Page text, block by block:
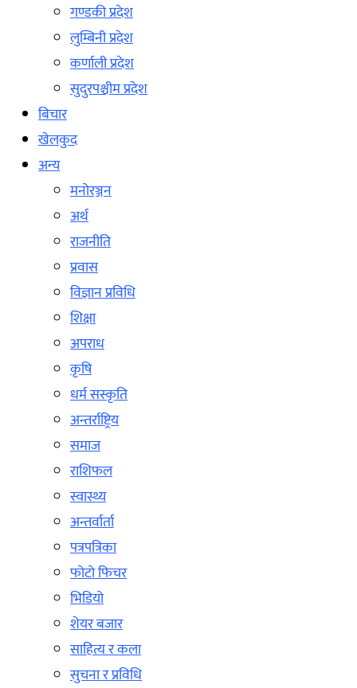
गण्डकी प्रदेश
लुम्बिनी प्रदेश
कर्णाली प्रदेश
सुदुरपश्चीम प्रदेश
बिचार
खेलकुद
अन्य
मनोरञ्जन
अर्थ
राजनीति
प्रवास
विज्ञान प्रविधि
शिक्षा
अपराध
कृषि
धर्म सस्कृति
अन्तर्राष्ट्रिय
समाज
राशिफल
स्वास्थ्य
अन्तर्वार्ता
पत्रपत्रिका
फोटो फिचर
भिडियो
शेयर बजार
साहित्य र कला
सुचना र प्रविधि